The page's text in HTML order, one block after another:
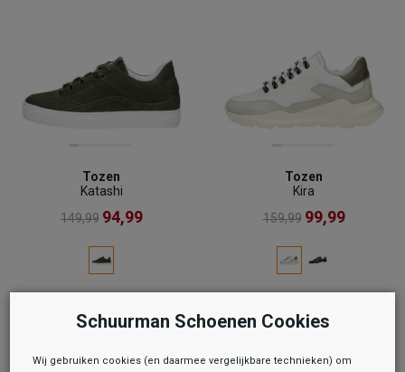
Tozen
Katashi
149,99 94,99
Tozen
Kira
159,99 99,99
Schuurman Schoenen Cookies
Wij gebruiken cookies (en daarmee vergelijkbare technieken) om